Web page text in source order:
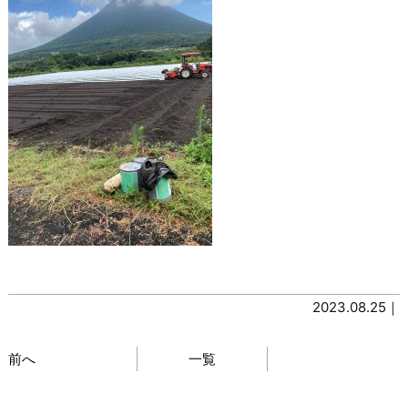
2023.08.25｜
前へ 一覧